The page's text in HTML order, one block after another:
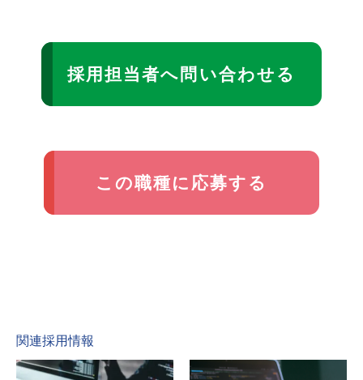
採用担当者へ問い合わせる
この職種に応募する
関連採用情報